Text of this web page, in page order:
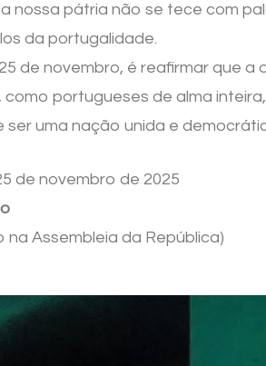
nossa pátria não se tece com
da portugalidade.
de novembro, é reafirmar que a
como portugueses de alma
ser uma nação unida e
de novembro de 2025
na Assembleia da República)